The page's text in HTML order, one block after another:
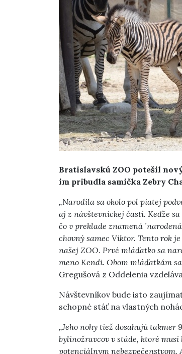
Bratislavskú ZOO potešil
im pribudla samička Zebry
„Narodila sa okolo pol piatej
aj z návštevníckej časti. Keďže
čo v preklade znamená
chovný samec Viktor. Tento rok
našej ZOO. Prvé mláďatko sa
meno Kendi. Obom mláďatkám
Gregušová z Oddelenia
Návštevníkov bude isto
schopné stáť na vlastných
„Jeho nohy tiež dosahujú takmer
bylinožravcov v stáde, ktoré
potenciálnym